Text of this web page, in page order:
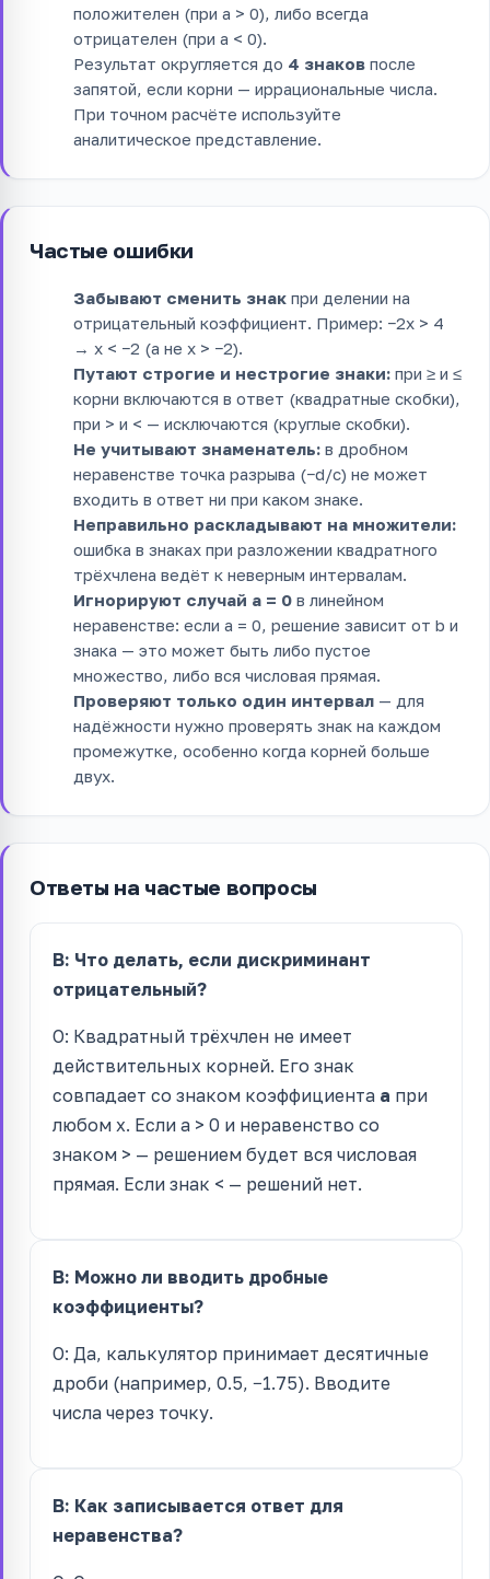
положителен (при a > 0), либо всегда
отрицателен (при a < 0).
Результат округляется до 4 знаков после
запятой, если корни — иррациональные числа.
При точном расчёте используйте
аналитическое представление.
Частые ошибки
Забывают сменить знак при делении на
отрицательный коэффициент. Пример: −2x > 4
→ x < −2 (а не x > −2).
Путают строгие и нестрогие знаки: при ≥ и ≤
корни включаются в ответ (квадратные скобки),
при > и < — исключаются (круглые скобки).
Не учитывают знаменатель: в дробном
неравенстве точка разрыва (−d/c) не может
входить в ответ ни при каком знаке.
Неправильно раскладывают на множители:
ошибка в знаках при разложении квадратного
трёхчлена ведёт к неверным интервалам.
Игнорируют случай a = 0 в линейном
неравенстве: если a = 0, решение зависит от b и
знака — это может быть либо пустое
множество, либо вся числовая прямая.
Проверяют только один интервал — для
надёжности нужно проверять знак на каждом
промежутке, особенно когда корней больше
двух.
Ответы на частые вопросы
В: Что делать, если дискриминант
отрицательный?
О: Квадратный трёхчлен не имеет
действительных корней. Его знак
совпадает со знаком коэффициента a при
любом x. Если a > 0 и неравенство со
знаком > — решением будет вся числовая
прямая. Если знак < — решений нет.
В: Можно ли вводить дробные
коэффициенты?
О: Да, калькулятор принимает десятичные
дроби (например, 0.5, −1.75). Вводите
числа через точку.
В: Как записывается ответ для
неравенства?